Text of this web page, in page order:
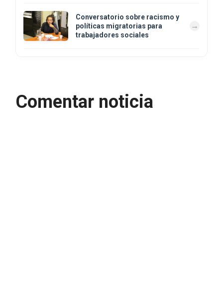
Conversatorio sobre racismo y
políticas migratorias para
trabajadores sociales
Comentar noticia